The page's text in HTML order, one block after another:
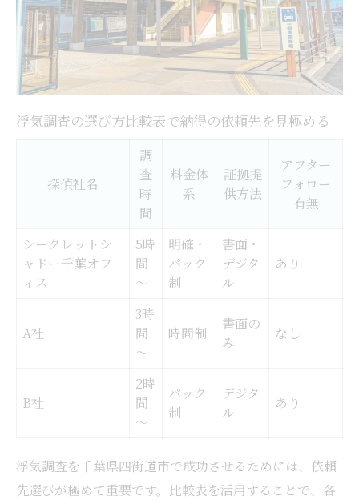
トも確認
四街道市で対応可能な浮気調査の範囲とは
信頼できる浮気調査の秘訣がわかる一歩
信頼できる浮気調査の特徴を比較表でチェ
ック
浮気調査の信頼性を高めるコツを紹介
女性が安心できる浮気調査事務所の選び方
成功率が高い浮気調査のポイントを知ろう
浮気調査依頼時のトラブル回避法とは
初めて浮気調査を検討する女性が持つ疑問と解
浮気調査でよくある女性の疑問と解決策一
初めてでも安心な浮気調査依頼の流れ
浮気調査を検討するなら知っておきたい費
女性が抱く浮気調査の不安を減らす方法
浮気調査を依頼する前の準備とは
浮気調査で心の負担を減らす相談先の探し方
浮気調査の選び方比較表で納得の依頼先を見極める
探偵社名
調
査
時
間
料金体
系
証拠提
供方法
アフター
フォロー
有無
シークレットシ
ャドー千葉オフ
ィス
5時
間
～
明確・
パック
制
書面・
デジタ
ル
あり
A社
3時
間
～
時間制
書面の
み
なし
B社
2時
間
～
パック
制
デジタ
ル
あり
浮気調査を千葉県四街道市で成功させるためには、依頼
先選びが極めて重要です。比較表を活用することで、各